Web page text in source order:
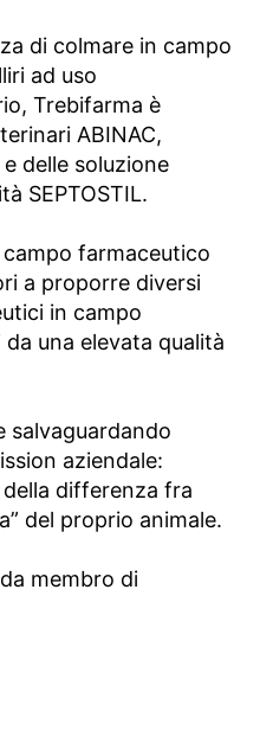
di colmare in campo
ad uso
Trebifarma è
ABINAC,
e delle soluzione
SEPTOSTIL.
farmaceutico
a proporre diversi
in campo
una elevata qualità
salvaguardando
aziendale:
differenza fra
del proprio animale.
membro di